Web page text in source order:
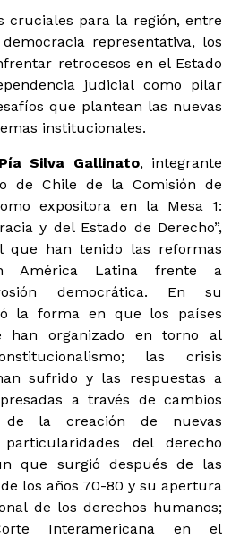
cruciales para la región, entre
representativa, los
retrocesos en el Estado
judicial como pilar
que plantean las nuevas
institucionales.
Silva Gallinato, integrante
de Chile de la Comisión de
expositora en la Mesa 1:
y del Estado de Derecho”,
que han tenido las reformas
América Latina frente a
democrática. En su
la forma en que los países
han organizado en torno al
las crisis
sufrido y las respuestas a
a través de cambios
de la creación de nuevas
del derecho
que surgió después de las
los años 70-80 y su apertura
de los derechos humanos;
Interamericana en el